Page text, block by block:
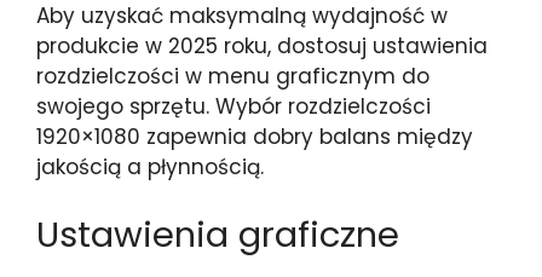
Aby uzyskać maksymalną wydajność w
produkcie w 2025 roku, dostosuj ustawienia
rozdzielczości w menu graficznym do
swojego sprzętu. Wybór rozdzielczości
1920×1080 zapewnia dobry balans między
jakością a płynnością.
Ustawienia graficzne